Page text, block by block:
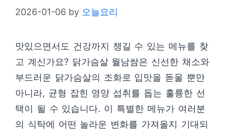
2026-01-06 by 오늘요리
맛있으면서도 건강까지 챙길 수 있는 메뉴를 찾
고 계신가요? 닭가슴살 월남쌈은 신선한 채소와
부드러운 닭가슴살의 조화로 입맛을 돋울 뿐만
아니라, 균형 잡힌 영양 섭취를 돕는 훌륭한 선
택이 될 수 있습니다. 이 특별한 메뉴가 여러분
의 식탁에 어떤 놀라운 변화를 가져올지 기대되